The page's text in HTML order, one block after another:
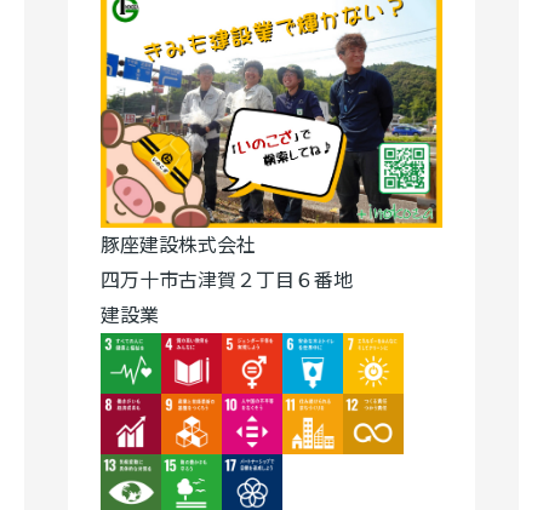
豚座建設株式会社
四万十市古津賀２丁目６番地
建設業
ImageImageImageImageImage
Image ImageImageImageImage
Image Image Image
詳細を見る